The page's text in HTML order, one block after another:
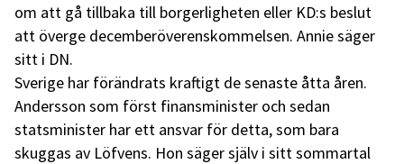
om att gå tillbaka till borgerligheten eller KD:s beslut
att överge decemberöverenskommelsen. Annie säger
sitt i DN.
Sverige har förändrats kraftigt de senaste åtta åren.
Andersson som först finansminister och sedan
statsminister har ett ansvar för detta, som bara
skuggas av Löfvens. Hon säger själv i sitt sommartal